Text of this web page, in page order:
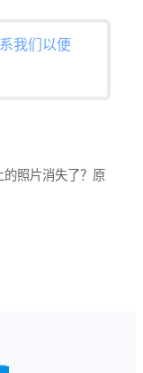
我们以便
照片消失了？原